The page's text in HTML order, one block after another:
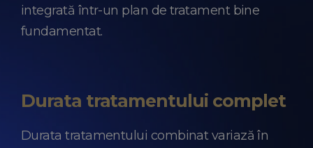
integrată într-un plan de tratament bine
fundamentat.
Durata tratamentului complet
Durata tratamentului combinat variază în